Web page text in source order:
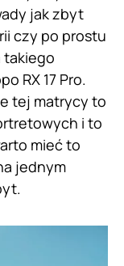
jak zbyt
czy po prostu
takiego
RX 17 Pro.
tej matrycy to
i to
mieć to
jednym